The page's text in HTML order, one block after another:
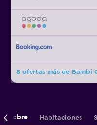
8 ofertas más de Bambi
Sobre Habitaciones